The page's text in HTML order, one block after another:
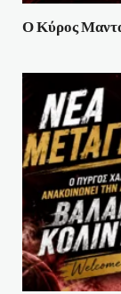
Ο Κύρος